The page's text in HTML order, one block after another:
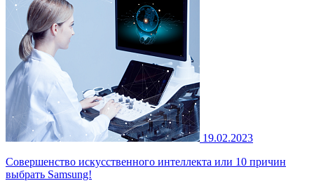
19.02.2023
Совершенство искусственного интеллекта или 10 причин
выбрать Samsung!